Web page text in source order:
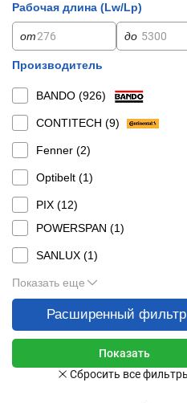
Рабочая длина (Lw/Lp)
от до
Производитель
BANDO (926)
CONTITECH (9)
Fenner (2)
Optibelt (1)
PIX (12)
POWERSPAN (1)
SANLUX (1)
Показать еще
Расширенный фильтр